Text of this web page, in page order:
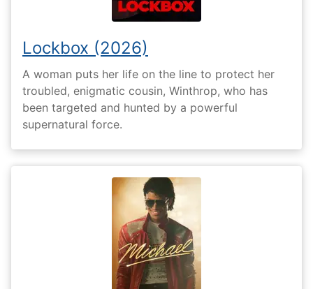
Lockbox (2026)
A woman puts her life on the line to protect her
troubled, enigmatic cousin, Winthrop, who has
been targeted and hunted by a powerful
supernatural force.